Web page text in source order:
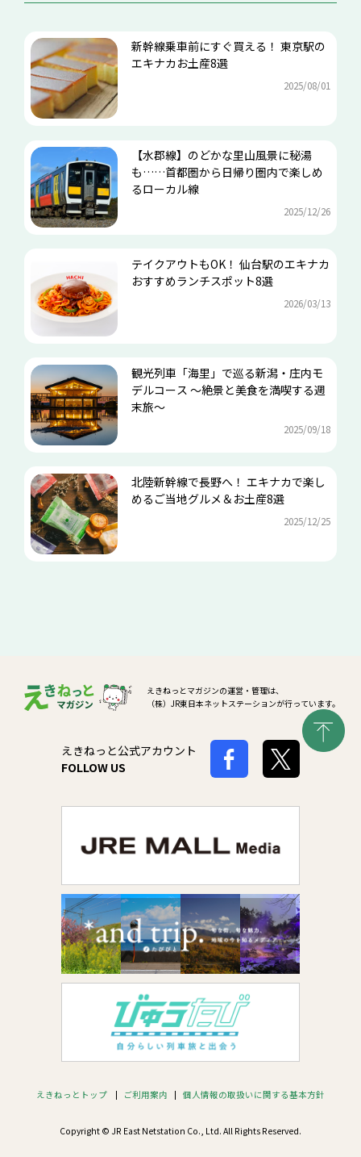
新幹線乗車前にすぐ買える！ 東京駅の
エキナカお土産8選
2025/08/01
【水郡線】のどかな里山風景に秘湯
も……首都圏から日帰り圏内で楽しめ
るローカル線
2025/12/26
テイクアウトもOK！ 仙台駅のエキナカ
おすすめランチスポット8選
2026/03/13
観光列車「海里」で巡る新潟・庄内モ
デルコース ～絶景と美食を満喫する週
末旅～
2025/09/18
北陸新幹線で長野へ！ エキナカで楽し
めるご当地グルメ＆お土産8選
2025/12/25
えきねっとマガジンの運営・管理は、
（株）JR東日本ネットステーションが行っています。
えきねっと公式アカウント
FOLLOW US
えきねっとトップ ご利用案内 個人情報の取扱いに関する基本方針
Copyright © JR East Netstation Co., Ltd. All Rights Reserved.